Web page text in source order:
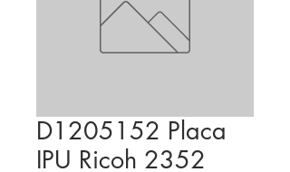
D1205152 Placa
IPU Ricoh 2352